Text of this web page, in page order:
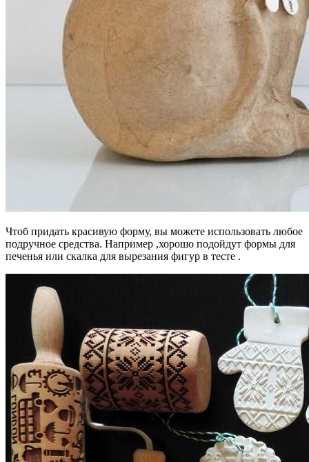
Чтоб придать красивую форму, вы можете использовать любое
подручное средства. Например ,хорошо подойдут формы для
печенья или скалка для вырезания фигур в тесте .